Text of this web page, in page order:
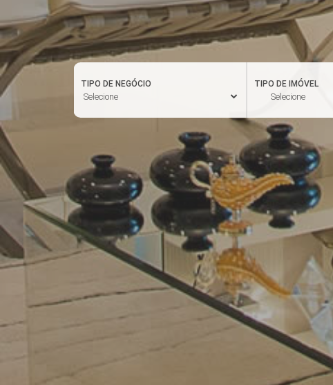
TIPO DE NEGÓCIO TIPO DE IMÓVEL